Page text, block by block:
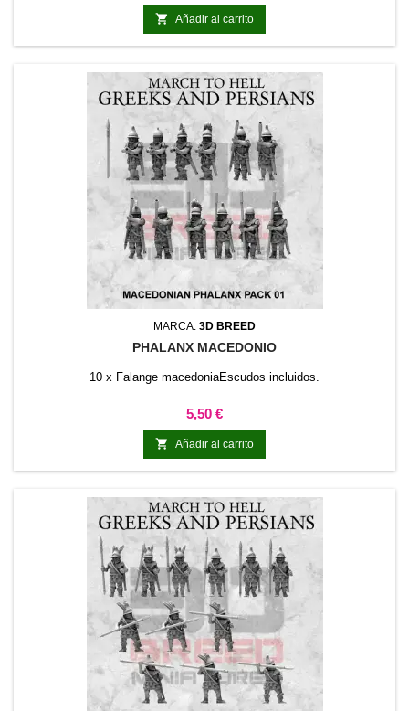
 Añadir al carrito
MARCA: 3D BREED
PHALANX MACEDONIO
10 x Falange macedoniaEscudos incluidos.
Precio
5,50 €
 Añadir al carrito